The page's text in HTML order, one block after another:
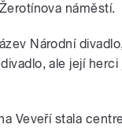
náměstí.
Národní
ale její herci
Veveří stala